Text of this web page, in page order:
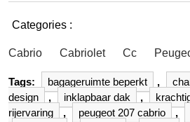
Categories :
Cabrio Cabriolet Cc
Tags: bagageruimte beperkt ,
design
, inklapbaar dak ,
rijervaring
, peugeot 207 cabrio ,